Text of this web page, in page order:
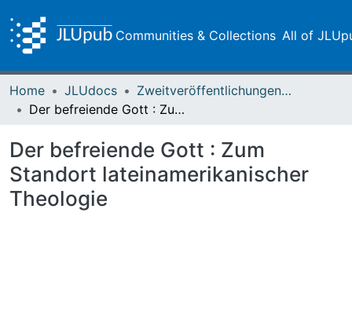
Communities & Collections All of
Home JLUdocs
Zweitveröffentlichungen (grüner Weg)
Der befreiende Gott : Zum Standort lateinamerikanischer Theologie
Der befreiende Gott : Zum
Standort lateinamerikanischer
Theologie